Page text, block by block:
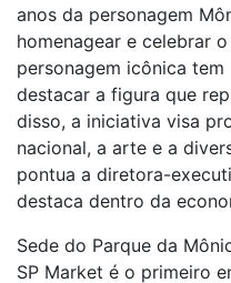
anos da personagem
homenagear e celebrar
personagem icônica
destacar a figura que
disso, a iniciativa visa
nacional, a arte e a
pontua a diretora-
destaca dentro da
Sede do Parque da
SP Market é o primeiro